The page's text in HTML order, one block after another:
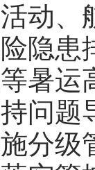
动
隐患
暑
问
分